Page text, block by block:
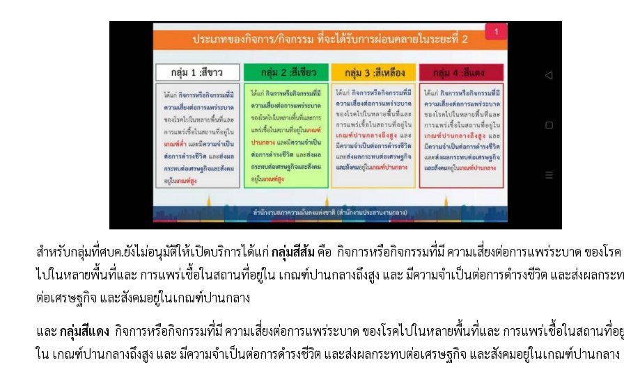
สำหรับกลุ่มที่ศบค.ยังไม่อนุมัติให้เปิดบริการได้แก่ กลุ่มสีส้ม คือ กิจการหรือกิจกรรมที่มี ความเสี่ยงต่อการแพร่ระบาด ของโรค
ไปในหลายพื้นที่และ การแพร่เชื้อในสถานที่อยู่ใน เกณฑ์ปานกลางถึงสูง และ มีความจําเป็นต่อการดํารงชีวิต และส่งผลกระ
ต่อเศรษฐกิจ และสังคมอยู่ในเกณฑ์ปานกลาง
และ กลุ่มสีแดง กิจการหรือกิจกรรมที่มี ความเสี่ยงต่อการแพร่ระบาด ของโรคไปในหลายพื้นที่และ การแพร่เชื้อในสถานที่อ
ใน เกณฑ์ปานกลางถึงสูง และ มีความจําเป็นต่อการดํารงชีวิต และส่งผลกระทบต่อเศรษฐกิจ และสังคมอยู่ในเกณฑ์ปานกลาง